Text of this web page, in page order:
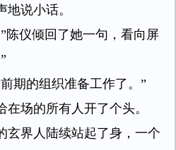
说小话。
陈仪倾回了她一句，看向屏
期的组织准备工作了。”
在场的所有人开了个头。
玄界人陆续站起了身，一个